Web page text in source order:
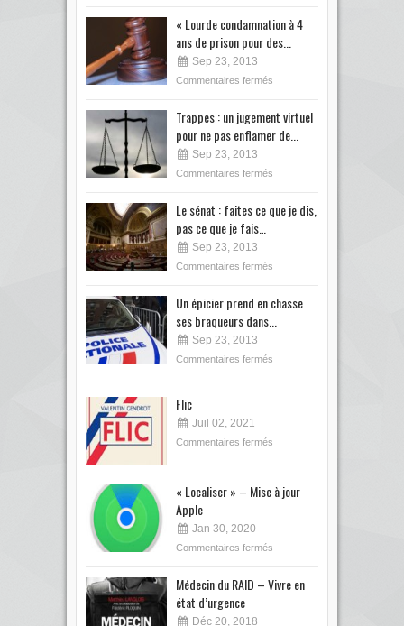
« Lourde condamnation à 4
ans de prison pour des...
Sep 23, 2013
Commentaires fermés
Trappes : un jugement virtuel
pour ne pas enflamer de...
Sep 23, 2013
Commentaires fermés
Le sénat : faites ce que je dis,
pas ce que je fais…
Sep 23, 2013
Commentaires fermés
Un épicier prend en chasse
ses braqueurs dans...
Sep 23, 2013
Commentaires fermés
Flic
Juil 02, 2021
Commentaires fermés
« Localiser » – Mise à jour
Apple
Jan 30, 2020
Commentaires fermés
Médecin du RAID – Vivre en
état d’urgence
Déc 20, 2018